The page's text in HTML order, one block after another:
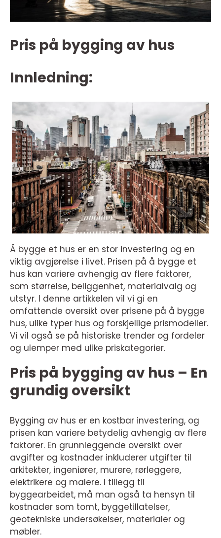
Pris på bygging av hus
Innledning:
Å bygge et hus er en stor investering og en
viktig avgjørelse i livet. Prisen på å bygge et
hus kan variere avhengig av flere faktorer,
som størrelse, beliggenhet, materialvalg og
utstyr. I denne artikkelen vil vi gi en
omfattende oversikt over prisene på å bygge
hus, ulike typer hus og forskjellige prismodeller.
Vi vil også se på historiske trender og fordeler
og ulemper med ulike priskategorier.
Pris på bygging av hus – En
grundig oversikt
Bygging av hus er en kostbar investering, og
prisen kan variere betydelig avhengig av flere
faktorer. En grunnleggende oversikt over
avgifter og kostnader inkluderer utgifter til
arkitekter, ingeniører, murere, rørleggere,
elektrikere og malere. I tillegg til
byggearbeidet, må man også ta hensyn til
kostnader som tomt, byggetillatelser,
geotekniske undersøkelser, materialer og
møbler.